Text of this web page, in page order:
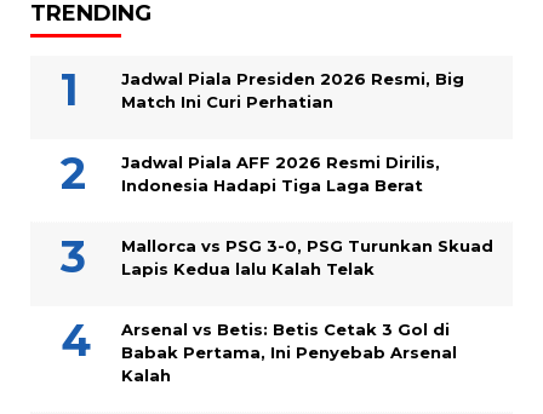
TRENDING
Jadwal Piala Presiden 2026 Resmi, Big
Match Ini Curi Perhatian
Jadwal Piala AFF 2026 Resmi Dirilis,
Indonesia Hadapi Tiga Laga Berat
Mallorca vs PSG 3-0, PSG Turunkan Skuad
Lapis Kedua lalu Kalah Telak
Arsenal vs Betis: Betis Cetak 3 Gol di
Babak Pertama, Ini Penyebab Arsenal
Kalah